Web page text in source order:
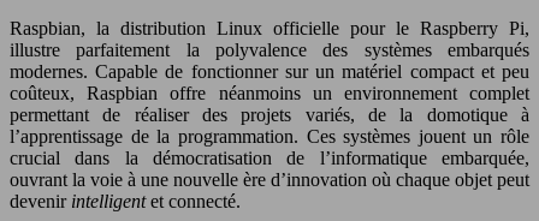
Raspbian, la distribution Linux officielle pour le Raspberry Pi,
illustre parfaitement la polyvalence des systèmes embarqués
modernes. Capable de fonctionner sur un matériel compact et peu
coûteux, Raspbian offre néanmoins un environnement complet
permettant de réaliser des projets variés, de la domotique à
l’apprentissage de la programmation. Ces systèmes jouent un rôle
crucial dans la démocratisation de l’informatique embarquée,
ouvrant la voie à une nouvelle ère d’innovation où chaque objet peut
devenir intelligentet connecté.